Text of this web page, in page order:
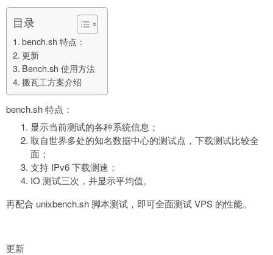
目录
bench.sh 特点：
更新
Bench.sh 使用方法
搬瓦工方案介绍
bench.sh 特点：
显示当前测试的各种系统信息；
取自世界多处的知名数据中心的测试点，下载测试比较全
面；
支持 IPv6 下载测速；
IO 测试三次，并显示平均值。
再配合 unixbench.sh 脚本测试，即可全面测试 VPS 的性能。
更新